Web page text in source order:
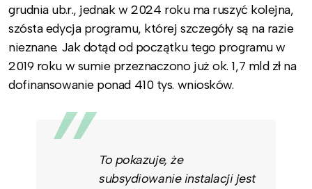
grudnia ub.r., jednak w 2024 roku ma ruszyć kolejna,
szósta edycja programu, której szczegóły są na razie
nieznane. Jak dotąd od początku tego programu w
2019 roku w sumie przeznaczono już ok. 1,7 mld zł na
dofinansowanie ponad 410 tys. wniosków.
To pokazuje, że
subsydiowanie instalacji jest